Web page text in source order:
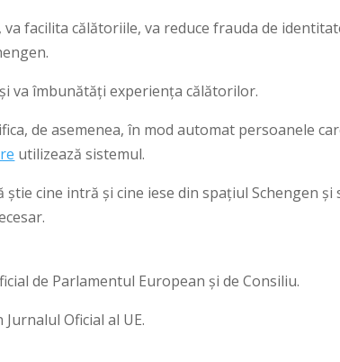
facilita călătoriile, va reduce frauda de
va îmbunătăți experiența călătorilor.
de asemenea, în mod automat persoanele
utilizează sistemul.
cine intră și cine iese din spațiul Schengen și
de Parlamentul European și de Consiliu.
Oficial al UE.